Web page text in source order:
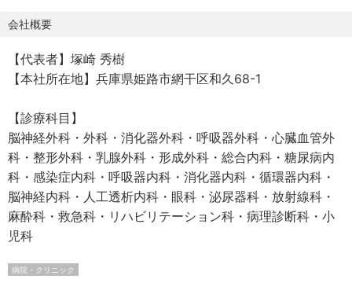
ーマンで指導・教育する制度です。プリセプターは、新人
看護師の臨床実践能力の獲得を支援し、看護師としての適
応を促すことを目的としています。
■働き方：安心して、長く活躍できる環境
職員一人ひとりの貢献が、法人の成長に不可欠だと考えて
おります。そのため、安心してキャリアを追求できる環境
整備にも力を入れています。
◎公平な評価制度
人事評価システム「SmartHR」を導入しております。年功
序列ではなく、実績や貢献度を適正に評価し、給与・賞与
・特殊手当 勤務地により異なる
・手術室 30,000円/月
・急性期一般病棟・HCU・SCU（その他、救急外来・透析
・処遇改善手当 6,000円/月
・ 急性期手当 5,000円/月
・時間外入院受入手当 1,000円/件
・食事手当 4,500円/月（週20時間以上の勤務）
・休日手当 5,000円/回（日曜日・祝日に出勤した場合に
支給）
・待機手当 2,500円/回（手術室）
会社概要
【代表者】塚崎 秀樹
【本社所在地】兵庫県姫路市網干区和久68-1
【診療科目】
脳神経外科・外科・消化器外科・呼吸器外科・心臓血管外
科・整形外科・乳腺外科・形成外科・総合内科・糖尿病内
科・感染症内科・呼吸器内科・消化器内科・循環器内科・
脳神経内科・人工透析内科・眼科・泌尿器科・放射線科・
麻酔科・救急科・リハビリテーション科・病理診断科・小
児科
病院・クリニック